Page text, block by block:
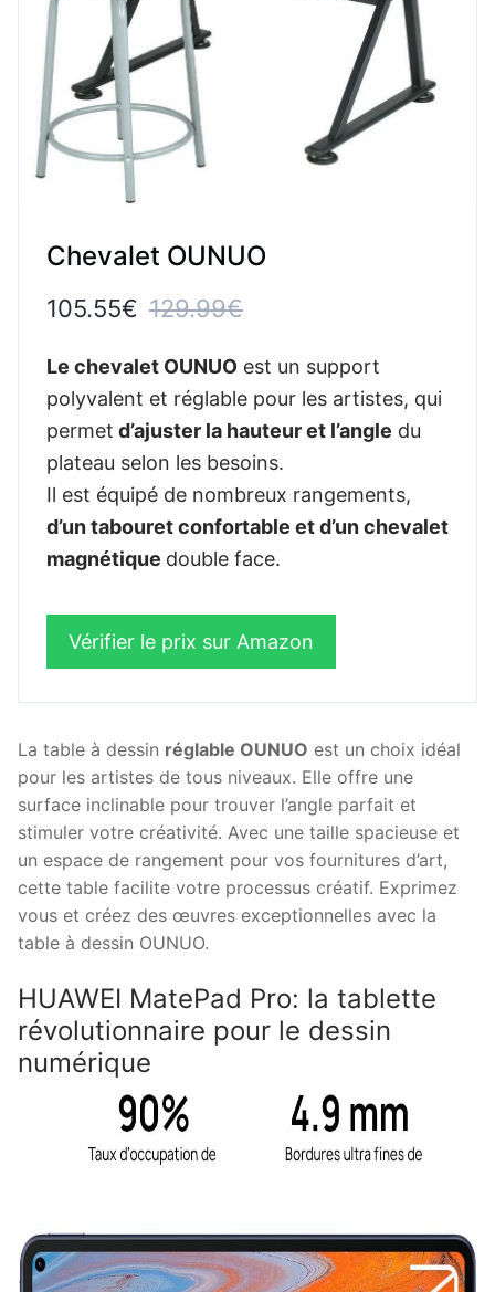
Chevalet OUNUO
105.55€ 129.99€
Le chevalet OUNUO est un support
polyvalent et réglable pour les artistes, qui
permet d’ajuster la hauteur et l’angle du
plateau selon les besoins.
Il est équipé de nombreux rangements,
d’un tabouret confortable et d’un chevalet
magnétique double face.
Vérifier le prix sur Amazon
La table à dessin réglable OUNUO est un choix idéal
pour les artistes de tous niveaux. Elle offre une
surface inclinable pour trouver l’angle parfait et
stimuler votre créativité. Avec une taille spacieuse et
un espace de rangement pour vos fournitures d’art,
cette table facilite votre processus créatif. Exprimez
vous et créez des œuvres exceptionnelles avec la
table à dessin OUNUO.
HUAWEI MatePad Pro: la tablette
révolutionnaire pour le dessin
numérique